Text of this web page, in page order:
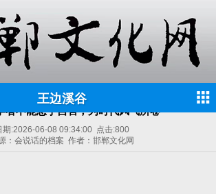
王边溪谷
者不能急于自售，为时代风气所卷
期:2026-06-08 09:34:00 点击:800
：会说话的档案 作者：邯郸文化网